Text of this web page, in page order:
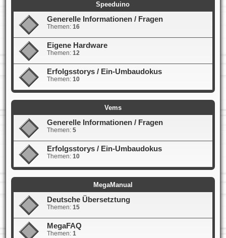
Speeduino
Generelle Informationen / Fragen
Themen: 16
Eigene Hardware
Themen: 12
Erfolgsstorys / Ein-Umbaudokus
Themen: 10
Vems
Generelle Informationen / Fragen
Themen: 5
Erfolgsstorys / Ein-Umbaudokus
Themen: 10
MegaManual
Deutsche Übersetztung
Themen: 15
MegaFAQ
Themen: 1